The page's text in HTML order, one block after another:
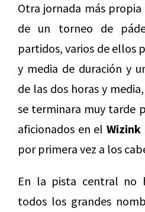
Otra jornada más
de un torneo de
partidos, varios de ellos
y media de duración y
de las dos horas y
se terminara muy tarde
aficionados en el Wizink
por primera vez a los
En la pista central no
todos los grandes